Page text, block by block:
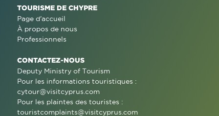
TOURISME DE CHYPRE
Page d'accueil
À propos de nous
Professionnels
CONTACTEZ-NOUS
Deputy Ministry of Tourism
Pour les informations touristiques :
cytour@visitcyprus.com
Pour les plaintes des touristes :
touristcomplaints@visitcyprus.com